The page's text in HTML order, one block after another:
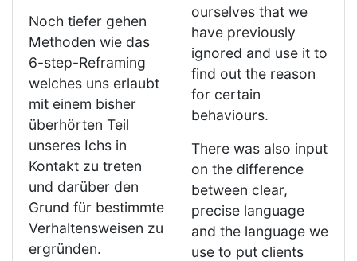
Noch tiefer gehen
Methoden wie das
6-step-Reframing
welches uns erlaubt
mit einem bisher
überhörten Teil
unseres Ichs in
Kontakt zu treten
und darüber den
Grund für bestimmte
Verhaltensweisen zu
ergründen.
ourselves that we
have previously
ignored and use it to
find out the reason
for certain
behaviours.
There was also input
on the difference
between clear,
precise language
and the language we
use to put clients